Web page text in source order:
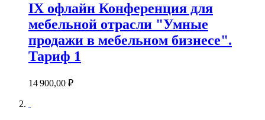
IX офлайн Конференция для
мебельной отрасли "Умные
продажи в мебельном бизнесе".
Тариф 1
14 900,00 ₽